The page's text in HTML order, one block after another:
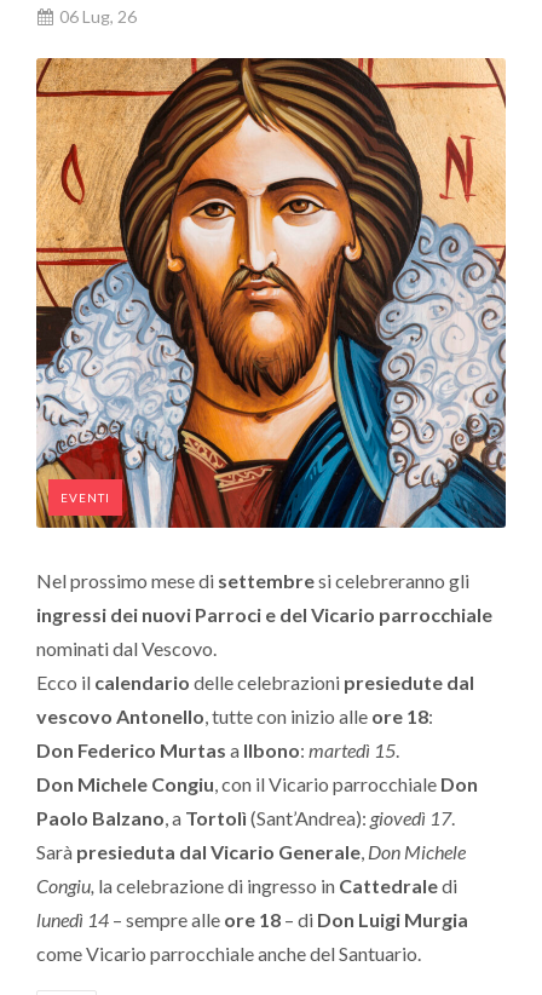
06 Lug, 26
EVENTI
Nel prossimo mese di settembresi celebreranno gli
ingressi dei nuovi Parroci e del Vicario parrocchiale
nominati dal Vescovo.
Ecco il calendario delle celebrazioni presiedute dal
vescovo Antonello, tutte con inizio alle ore 18:
Don Federico Murtas a Ilbono: martedì 15.
Don Michele Congiu, con il Vicario parrocchiale Don
Paolo Balzano, a Tortolì (Sant’Andrea): giovedì 17.
Sarà presieduta dal Vicario Generale, Don Michele
Congiu, la celebrazione di ingresso in Cattedraledi
lunedì 14 – sempre alle ore 18 – di Don Luigi Murgia
come Vicario parrocchiale anche del Santuario.